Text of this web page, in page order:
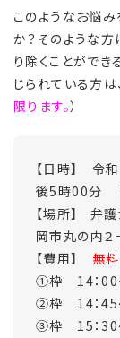
このようなお悩み
か？そのような
り除くことがで
じられている方は
限ります。）
【日時】 令
後5時00分 （
【場所】 弁
岡市丸の内
【費用】 無料
①枠 14：00
②枠 14：45
③枠 15：30